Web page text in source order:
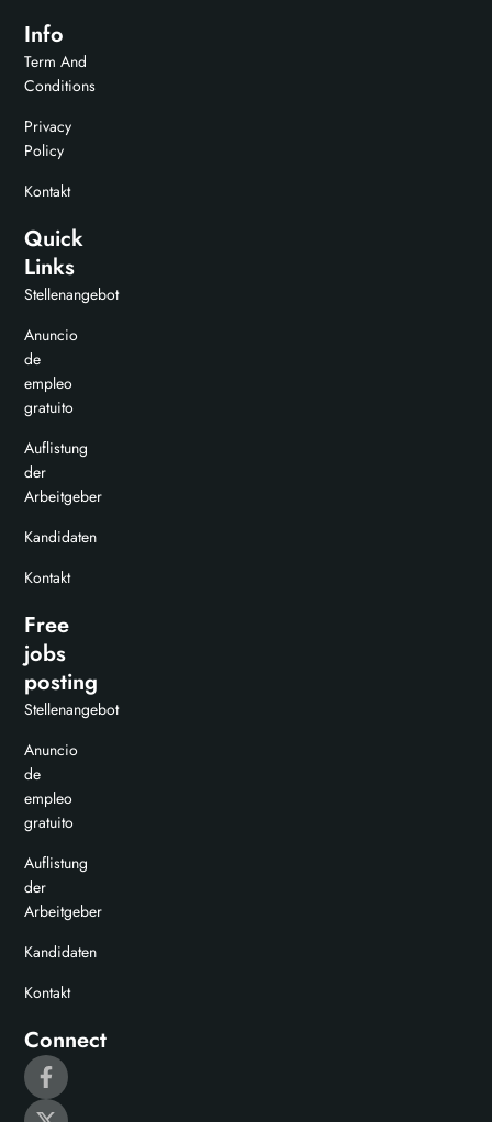
Info
Term And
Conditions
Privacy
Policy
Kontakt
Quick
Links
Stellenangebot
Anuncio
de
empleo
gratuito
Auflistung
der
Arbeitgeber
Kandidaten
Kontakt
Free
jobs
posting
Stellenangebot
Anuncio
de
empleo
gratuito
Auflistung
der
Arbeitgeber
Kandidaten
Kontakt
Connect